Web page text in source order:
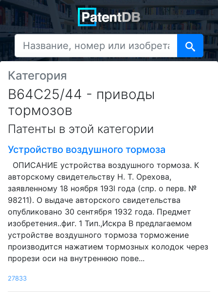
Категория
B64C25/44 - приводы
тормозов
Патенты в этой категории
Устройство воздушного тормоза
ОПИСАНИЕ устройства воздушного тормоза. К
авторскому свидетельству Н. Т. Орехова,
заявленному 18 ноября 193l года (спр. о перв. №
98211). О выдаче авторского свидетельства
опубликовано 30 сентября 1932 года. Предмет
изобретения..фиг. 1 Тип.,Искра В предлагаемом
устройстве воздушного тормоза торможение
производится нажатием тормозных колодок через
прорези оси на внутреннюю пове...
27833